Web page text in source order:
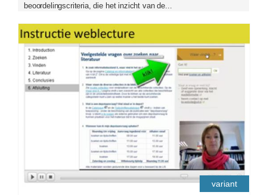
beoordelingscriteria, die het inzicht van de...
instructiewl_0.jpg
variant